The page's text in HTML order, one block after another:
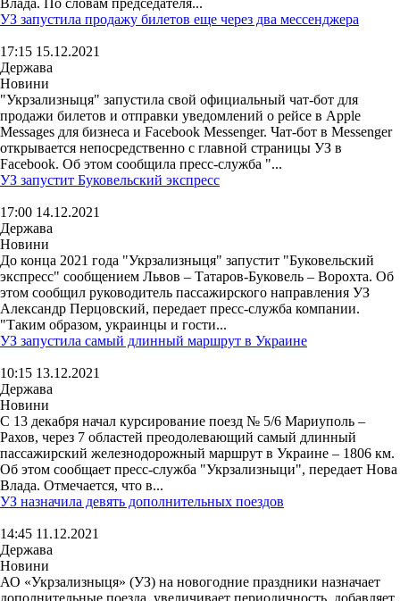
УЗ запустила продажу билетов еще через два мессенджера
17:15 15.12.2021
Держава
Новини
"Укрзализныця" запустила свой официальный чат-бот для
продажи билетов и отправки уведомлений о рейсе в Apple
Messages для бизнеса и Facebook Messenger. Чат-бот в Messenger
открывается непосредственно с главной страницы УЗ в
Facebook. Об этом сообщила пресс-служба "...
УЗ запустит Буковельский экспресс
17:00 14.12.2021
Держава
Новини
До конца 2021 года "Укрзализныця" запустит "Буковельский
экспресс" сообщением Львов – Татаров-Буковель – Ворохта. Об
этом сообщил руководитель пассажирского направления УЗ
Александр Перцовский, передает пресс-служба компании.
"Таким образом, украинцы и гости...
УЗ запустила самый длинный маршрут в Украине
10:15 13.12.2021
Держава
Новини
С 13 декабря начал курсирование поезд № 5/6 Мариуполь –
Рахов, через 7 областей преодолевающий самый длинный
пассажирский железнодорожный маршрут в Украине – 1806 км.
Об этом сообщает пресс-служба "Укрзализныци", передает Нова
Влада. Отмечается, что в...
УЗ назначила девять дополнительных поездов
14:45 11.12.2021
Держава
Новини
АО «Укрзализныця» (УЗ) на новогодние праздники назначает
дополнительные поезда, увеличивает периодичность, добавляет